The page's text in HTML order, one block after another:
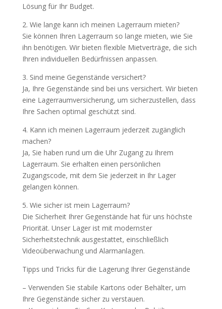
Lösung für Ihr Budget.
2. Wie lange kann ich meinen Lagerraum mieten?
Sie können Ihren Lagerraum so lange mieten, wie Sie
ihn benötigen. Wir bieten flexible Mietverträge, die sich
Ihren individuellen Bedürfnissen anpassen.
3. Sind meine Gegenstände versichert?
Ja, Ihre Gegenstände sind bei uns versichert. Wir bieten
eine Lagerraumversicherung, um sicherzustellen, dass
Ihre Sachen optimal geschützt sind.
4. Kann ich meinen Lagerraum jederzeit zugänglich
machen?
Ja, Sie haben rund um die Uhr Zugang zu Ihrem
Lagerraum. Sie erhalten einen persönlichen
Zugangscode, mit dem Sie jederzeit in Ihr Lager
gelangen können.
5. Wie sicher ist mein Lagerraum?
Die Sicherheit Ihrer Gegenstände hat für uns höchste
Priorität. Unser Lager ist mit modernster
Sicherheitstechnik ausgestattet, einschließlich
Videoüberwachung und Alarmanlagen.
Tipps und Tricks für die Lagerung Ihrer Gegenstände
– Verwenden Sie stabile Kartons oder Behälter, um
Ihre Gegenstände sicher zu verstauen.